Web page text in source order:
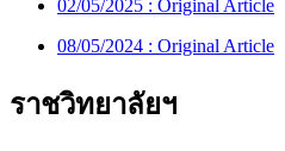
02/05/2025 : Original Article
08/05/2024 : Original Article
ราชวิทยาลัยฯ